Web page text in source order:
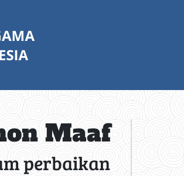
Maaf
perbaikan